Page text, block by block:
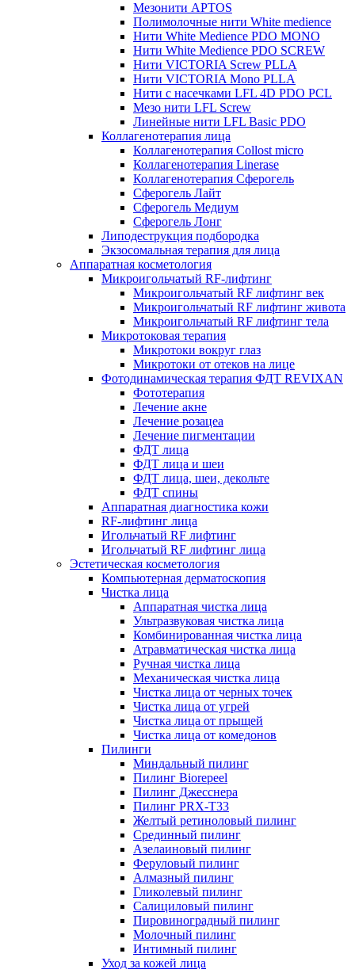
Мезонити APTOS
Полимолочные нити White medience
Нити White Medience PDO MONO
Нити White Medience PDO SCREW
Нити VICTORIA Screw PLLA
Нити VICTORIA Mono PLLA
Нити с насечками LFL 4D PDO PCL
Мезо нити LFL Screw
Линейные нити LFL Basic PDO
Коллагенотерапия лица
Коллагенотерапия Collost micro
Коллагенотерапия Linerase
Коллагенотерапия Сферогель
Сферогель Лайт
Сферогель Медиум
Сферогель Лонг
Липодеструкция подбородка
Экзосомальная терапия для лица
Аппаратная косметология
Микроигольчатый RF-лифтинг
Микроигольчатый RF лифтинг век
Микроигольчатый RF лифтинг живота
Микроигольчатый RF лифтинг тела
Микротоковая терапия
Микротоки вокруг глаз
Микротоки от отеков на лице
Фотодинамическая терапия ФДТ REVIXAN
Фототерапия
Лечение акне
Лечение розацеа
Лечение пигментации
ФДТ лица
ФДТ лица и шеи
ФДТ лица, шеи, декольте
ФДТ спины
Аппаратная диагностика кожи
RF-лифтинг лица
Игольчатый RF лифтинг
Игольчатый RF лифтинг лица
Эстетическая косметология
Компьютерная дерматоскопия
Чистка лица
Аппаратная чистка лица
Ультразвуковая чистка лица
Комбинированная чистка лица
Атравматическая чистка лица
Ручная чистка лица
Механическая чистка лица
Чистка лица от черных точек
Чистка лица от угрей
Чистка лица от прыщей
Чистка лица от комедонов
Пилинги
Миндальный пилинг
Пилинг Biorepeel
Пилинг Джесснера
Пилинг PRX-T33
Желтый ретиноловый пилинг
Срединный пилинг
Азелаиновый пилинг
Феруловый пилинг
Алмазный пилинг
Гликолевый пилинг
Салициловый пилинг
Пировиноградный пилинг
Молочный пилинг
Интимный пилинг
Уход за кожей лица